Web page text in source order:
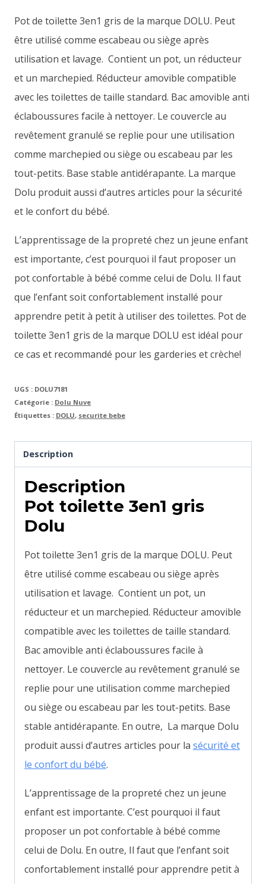
Pot de toilette 3en1 gris de la marque DOLU. Peut
être utilisé comme escabeau ou siège après
utilisation et lavage. Contient un pot, un réducteur
et un marchepied. Réducteur amovible compatible
avec les toilettes de taille standard. Bac amovible anti
éclaboussures facile à nettoyer. Le couvercle au
revêtement granulé se replie pour une utilisation
comme marchepied ou siège ou escabeau par les
tout-petits. Base stable antidérapante. La marque
Dolu produit aussi d’autres articles pour la sécurité
et le confort du bébé.
L’apprentissage de la propreté chez un jeune enfant
est importante, c’est pourquoi il faut proposer un
pot confortable à bébé comme celui de Dolu. Il faut
que l’enfant soit confortablement installé pour
apprendre petit à petit à utiliser des toilettes. Pot de
toilette 3en1 gris de la marque DOLU est idéal pour
ce cas et recommandé pour les garderies et crèche!
UGS : DOLU7181
Catégorie : Dolu Nuve
Étiquettes : DOLU, securite bebe
Description
Description
Pot toilette 3en1 gris
Dolu
Pot toilette 3en1 gris de la marque DOLU. Peut
être utilisé comme escabeau ou siège après
utilisation et lavage. Contient un pot, un
réducteur et un marchepied. Réducteur amovible
compatible avec les toilettes de taille standard.
Bac amovible anti éclaboussures facile à
nettoyer. Le couvercle au revêtement granulé se
replie pour une utilisation comme marchepied
ou siège ou escabeau par les tout-petits. Base
stable antidérapante. En outre, La marque Dolu
produit aussi d’autres articles pour la sécurité et
le confort du bébé.
L’apprentissage de la propreté chez un jeune
enfant est importante. C’est pourquoi il faut
proposer un pot confortable à bébé comme
celui de Dolu. En outre, Il faut que l’enfant soit
confortablement installé pour apprendre petit à